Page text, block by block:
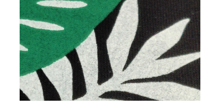
人才理念
社会招聘
校园招聘
人才储备
企业动态
行业动态
联系我们
联系我们